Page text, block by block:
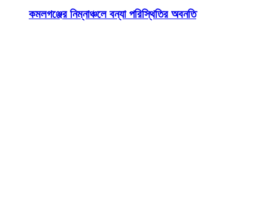
কমলগঞ্জের নিম্নাঞ্চলে বন্যা পরিস্থিতির অবনতি